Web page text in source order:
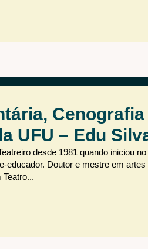
Cenografia
UFU – Edu
desde 1981 quando iniciou
educador. Doutor e mestre em